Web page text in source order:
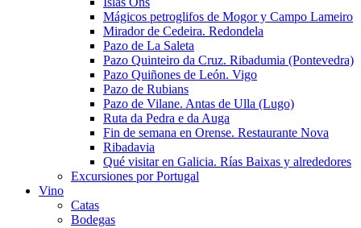
Mágicos petroglifos de Mogor y Campo Lameiro
Mirador de Cedeira. Redondela
Pazo de La Saleta
Pazo Quinteiro da Cruz. Ribadumia (Pontevedra)
Pazo Quiñones de León. Vigo
Pazo de Rubians
Pazo de Vilane. Antas de Ulla (Lugo)
Ruta da Pedra e da Auga
Fin de semana en Orense. Restaurante Nova
Ribadavia
Qué visitar en Galicia. Rías Baixas y alrededores
Excursiones por Portugal
Vino
Catas
Bodegas